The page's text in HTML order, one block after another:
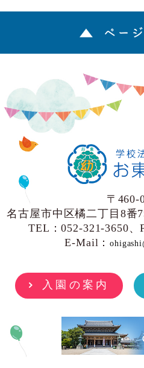
ペー
〒460-
名古屋市中区橘二丁目8番
TEL：052-321-3650、
E-Mail：
入園の案内